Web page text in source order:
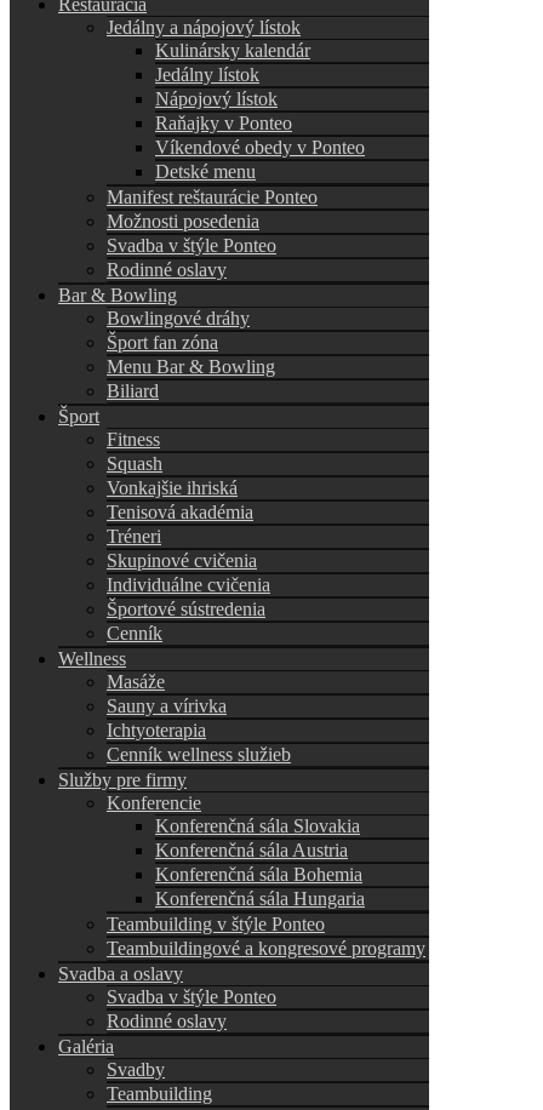
Reštaurácia
Jedálny a nápojový lístok
Kulinársky kalendár
Jedálny lístok
Nápojový lístok
Raňajky v Ponteo
Víkendové obedy v Ponteo
Detské menu
Manifest reštaurácie Ponteo
Možnosti posedenia
Svadba v štýle Ponteo
Rodinné oslavy
Bar & Bowling
Bowlingové dráhy
Šport fan zóna
Menu Bar & Bowling
Biliard
Šport
Fitness
Squash
Vonkajšie ihriská
Tenisová akadémia
Tréneri
Skupinové cvičenia
Individuálne cvičenia
Športové sústredenia
Cenník
Wellness
Masáže
Sauny a vírivka
Ichtyoterapia
Cenník wellness služieb
Služby pre firmy
Konferencie
Konferenčná sála Slovakia
Konferenčná sála Austria
Konferenčná sála Bohemia
Konferenčná sála Hungaria
Teambuilding v štýle Ponteo
Teambuildingové a kongresové programy
Svadba a oslavy
Svadba v štýle Ponteo
Rodinné oslavy
Galéria
Svadby
Teambuilding